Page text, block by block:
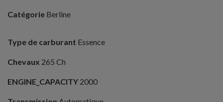
Catégorie Berline
Type de carburant Essence
Chevaux 265 Ch
ENGINE_CAPACITY 2000